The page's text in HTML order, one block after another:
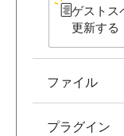
ゲストス
更新する
ファイル
プラグイン